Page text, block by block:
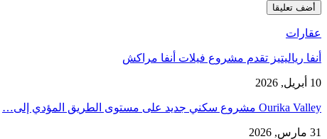
عقارات
أنفا رياليتيز تقدم مشروع فيلات أنفا مراكش
10 أبريل, 2026
Ourika Valley مشروع سكني جديد على مستوى الطريق المؤدي إلى…
31 مارس, 2026